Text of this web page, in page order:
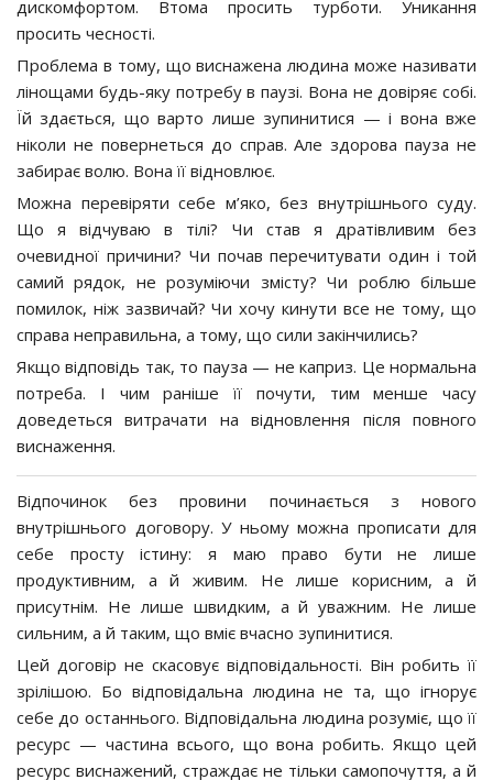
дискомфортом. Втома просить турботи. Уникання
просить чесності.
Проблема в тому, що виснажена людина може називати
лінощами будь-яку потребу в паузі. Вона не довіряє собі.
Їй здається, що варто лише зупинитися — і вона вже
ніколи не повернеться до справ. Але здорова пауза не
забирає волю. Вона її відновлює.
Можна перевіряти себе м’яко, без внутрішнього суду.
Що я відчуваю в тілі? Чи став я дратівливим без
очевидної причини? Чи почав перечитувати один і той
самий рядок, не розуміючи змісту? Чи роблю більше
помилок, ніж зазвичай? Чи хочу кинути все не тому, що
справа неправильна, а тому, що сили закінчились?
Якщо відповідь так, то пауза — не каприз. Це нормальна
потреба. І чим раніше її почути, тим менше часу
доведеться витрачати на відновлення після повного
виснаження.
Відпочинок без провини починається з нового
внутрішнього договору. У ньому можна прописати для
себе просту істину: я маю право бути не лише
продуктивним, а й живим. Не лише корисним, а й
присутнім. Не лише швидким, а й уважним. Не лише
сильним, а й таким, що вміє вчасно зупинитися.
Цей договір не скасовує відповідальності. Він робить її
зрілішою. Бо відповідальна людина не та, що ігнорує
себе до останнього. Відповідальна людина розуміє, що її
ресурс — частина всього, що вона робить. Якщо цей
ресурс виснажений, страждає не тільки самопочуття, а й